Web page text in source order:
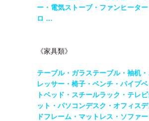
ー・電気ストーブ・ファンヒータ
ロ …
《家具類》
テーブル・ ガラステーブル・袖机
レッサー・椅子・ベンチ・パイプ
トベッド・ スチールラック・テレ
ット・パソコンデスク・オフィス
ドフレーム・マットレス・ソファ